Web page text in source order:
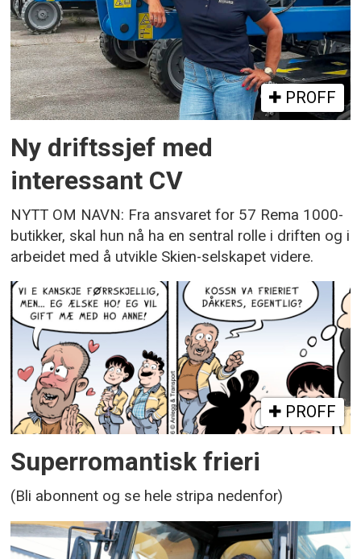
PROFF
Ny driftssjef med
interessant CV
NYTT OM NAVN: Fra ansvaret for 57 Rema 1000-
butikker, skal hun nå ha en sentral rolle i driften og i
arbeidet med å utvikle Skien-selskapet videre.
PROFF
Superromantisk frieri
(Bli abonnent og se hele stripa nedenfor)